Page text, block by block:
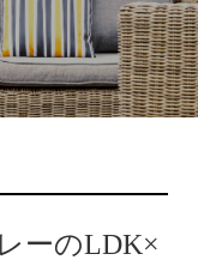
ーのLDK×